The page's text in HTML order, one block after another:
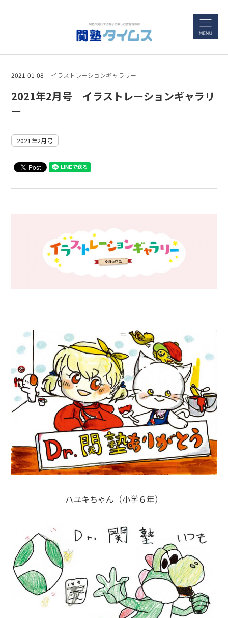
2021-01-08 イラストレーションギャラリー
2021年2月号 イラストレーションギャラリ
ー
2021年2月号
ハユキちゃん（小学６年）